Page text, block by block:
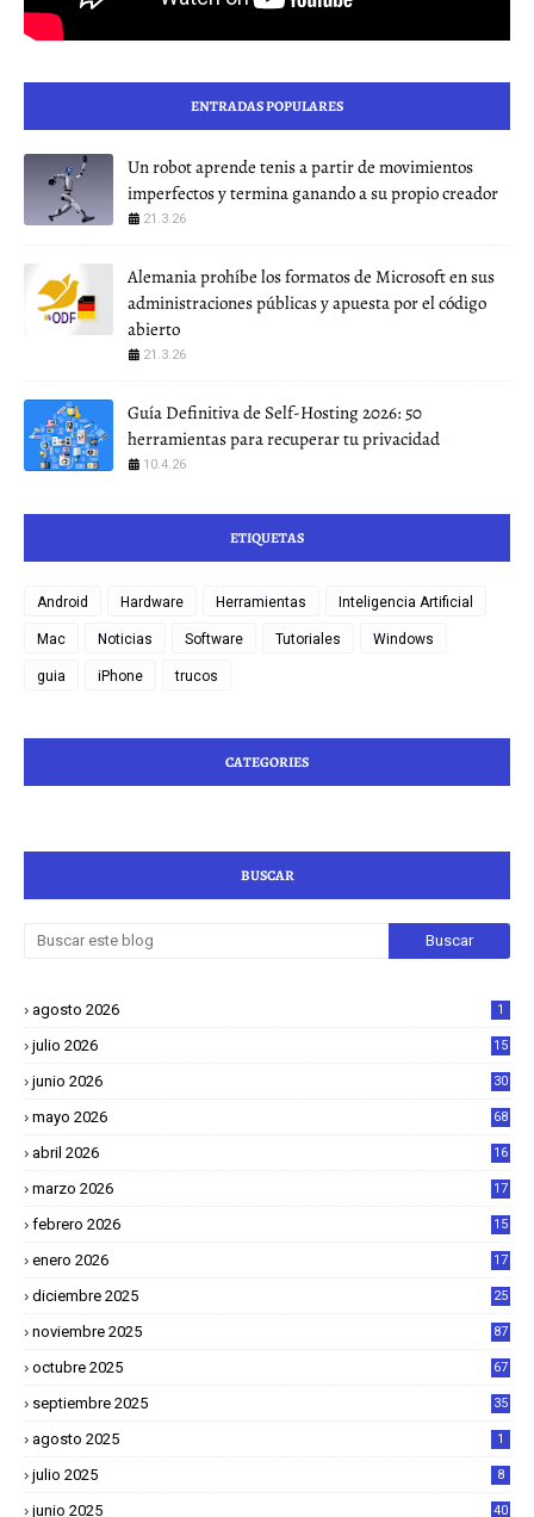
ENTRADAS POPULARES
Un robot aprende tenis a partir de movimientos
imperfectos y termina ganando a su propio creador
21.3.26
Alemania prohíbe los formatos de Microsoft en sus
administraciones públicas y apuesta por el código
abierto
21.3.26
Guía Definitiva de Self-Hosting 2026: 50
herramientas para recuperar tu privacidad
10.4.26
ETIQUETAS
Android Hardware Herramientas Inteligencia Artificial
Mac Noticias Software Tutoriales Windows
guia iPhone trucos
CATEGORIES
BUSCAR
agosto 2026 1
julio 2026 15
junio 2026 30
mayo 2026 68
abril 2026
16
marzo 2026
17
febrero 2026
15
enero 2026
17
diciembre 2025
25
noviembre 2025 87
octubre 2025 67
septiembre 2025 35
agosto 2025 1
julio 2025 8
junio 2025 40